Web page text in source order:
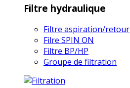
Filtre hydraulique
Filtre aspiration/retour
Filre SPIN ON
Filtre BP/HP
Groupe de filtration